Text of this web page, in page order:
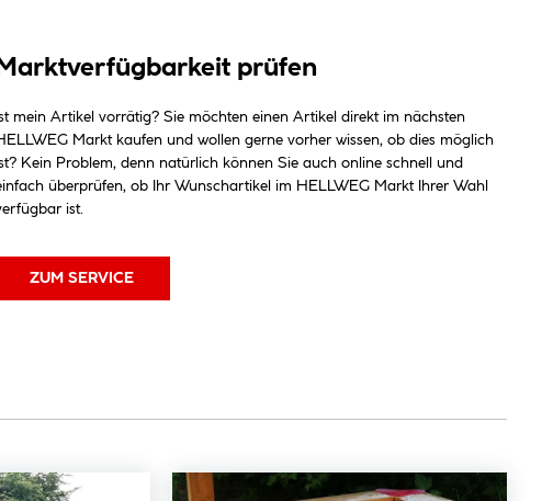
Marktverfügbarkeit prüfen
mein Artikel vorrätig? Sie möchten einen Artikel direkt im nächsten
Markt kaufen und wollen gerne vorher wissen, ob dies möglich
Kein Problem, denn natürlich können Sie auch online schnell und
überprüfen, ob Ihr Wunschartikel im HELLWEG Markt Ihrer Wahl
ist.
ZUM SERVICE